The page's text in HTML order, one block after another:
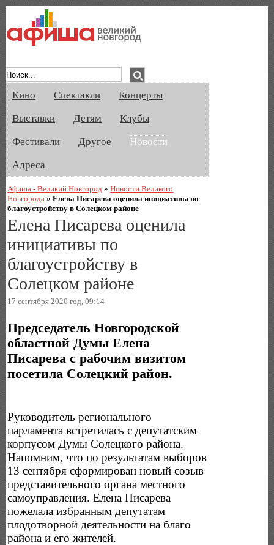
Кино Спектакли
Концерты
Выставки
Детям
Клубы
Фестивали
Другое
Новости
Адреса
Афиша - Великий Новгород »Новости Великого
Новгорода »Елена Писарева оценила инициативы по
благоустройству в Солецком районе
Елена Писарева оценила
инициативы по
благоустройству в
Солецком районе
17 сентября 2020 год, 09:14
Председатель Новгородской
областной Думы Елена
Писарева с рабочим визитом
посетила Солецкий район.
Руководитель регионального
парламента встретилась с депутатским
корпусом Думы Солецкого района.
Напомним, что по результатам выборов
13 сентября сформирован новый созыв
представительного органа местного
самоуправления. Елена Писарева
пожелала избранным депутатам
плодотворной деятельности на благо
района и его жителей.